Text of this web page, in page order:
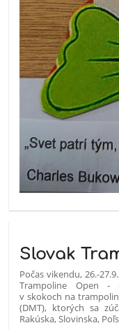
Slovak
Počas vikendu, 26.-
Trampoline Open -
v skokoch na
(DMT), ktorých sa
Rakúska, Slovinska,